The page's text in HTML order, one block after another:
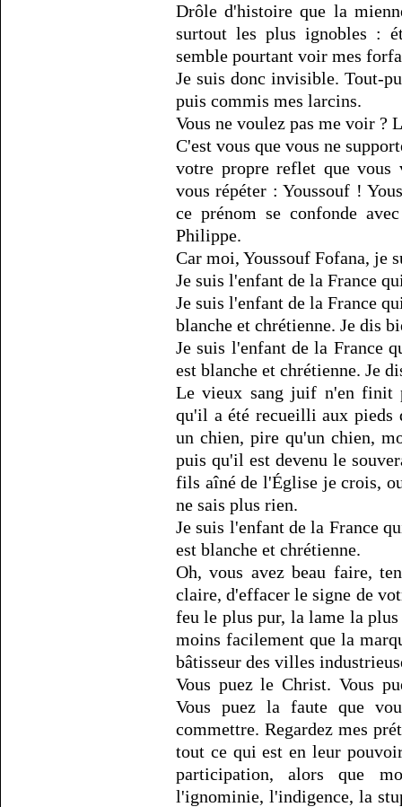
Drôle d'histoire que la
surtout les plus ignobles :
semble pourtant voir mes
Je suis donc invisible. Tout-
puis commis mes larcins.
Vous ne voulez pas me voir ?
C'est vous que vous ne
votre propre reflet que vous
vous répéter : Youssouf !
ce prénom se confonde
Philippe.
Car moi, Youssouf Fofana, je
Je suis l'enfant de la France
Je suis l'enfant de la France
blanche et chrétienne. Je dis
Je suis l'enfant de la France
est blanche et chrétienne. Je
Le vieux sang juif n'en finit
qu'il a été recueilli aux pieds
un chien, pire qu'un chien,
puis qu'il est devenu le
fils aîné de l'Église je crois,
ne sais plus rien.
Je suis l'enfant de la France
est blanche et chrétienne.
Oh, vous avez beau faire,
claire, d'effacer le signe de
feu le plus pur, la lame la
moins facilement que la
bâtisseur des villes
Vous puez le Christ. Vous
Vous puez la faute que
commettre. Regardez mes
tout ce qui est en leur
participation, alors que
l'ignominie, l'indigence, la